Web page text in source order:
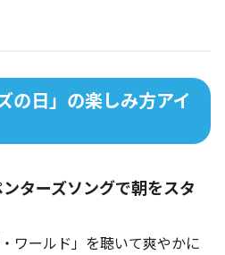
の日」の楽しみ方アイ
ターズソングで朝をスタ
ワールド」を聴いて爽やかに